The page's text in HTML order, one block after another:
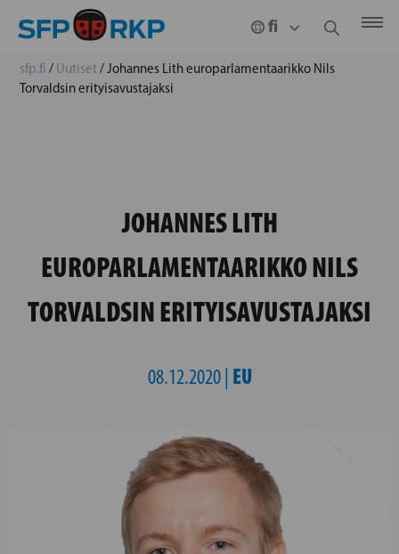
sfp.fi / Uutiset/Johannes Lith europarlamentaarikko Nils
Torvaldsin erityisavustajaksi
JOHANNES LITH
EUROPARLAMENTAARIKKO NILS
TORVALDSIN ERITYISAVUSTAJAKSI
08.12.2020 | EU